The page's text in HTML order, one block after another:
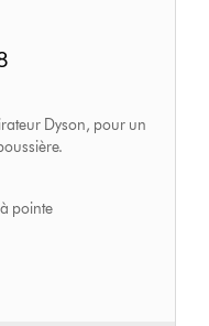
Dyson, pour un
pointe